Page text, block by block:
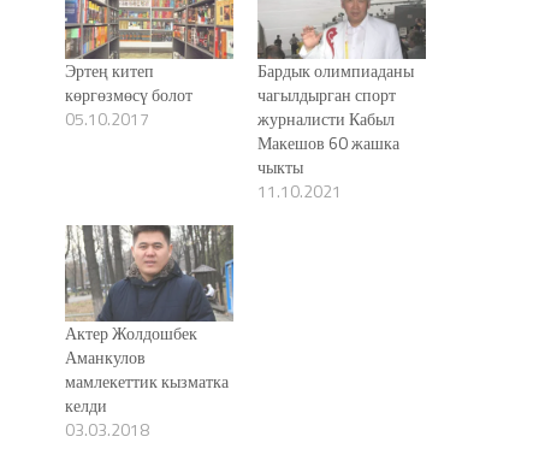
Эртең китеп
көргөзмөсү болот
05.10.2017
Бардык олимпиаданы
чагылдырган спорт
журналисти Кабыл
Макешов 60 жашка
чыкты
11.10.2021
Актер Жолдошбек
Аманкулов
мамлекеттик кызматка
келди
03.03.2018